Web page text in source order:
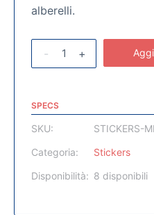
alberelli.
- +
SPECS
SKU:
STICKERS-
Categoria:
Stickers
Disponibilità: 8 disponibili